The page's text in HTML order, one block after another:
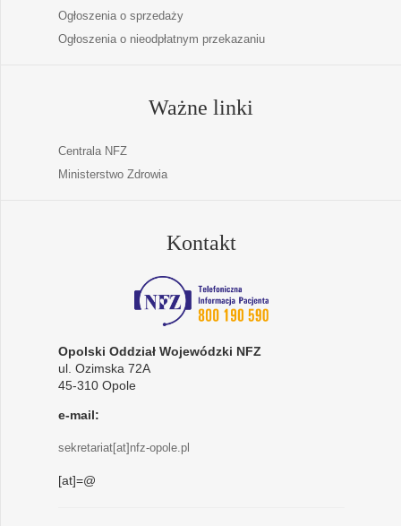
Ogłoszenia o sprzedaży
Ogłoszenia o nieodpłatnym przekazaniu
Ważne linki
Centrala NFZ
Ministerstwo Zdrowia
Kontakt
Opolski Oddział Wojewódzki NFZ
ul. Ozimska 72A
45-310 Opole
e-mail:
sekretariat[at]nfz-opole.pl
[at]=@